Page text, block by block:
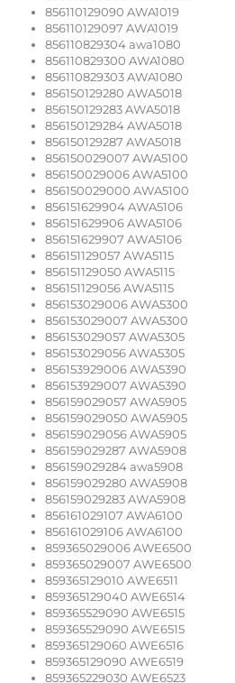
856110129090 AWA1019
856110129097 AWA1019
856110829304 awa1080
856110829300 AWA1080
856110829303 AWA1080
856150129280 AWA5018
856150129283 AWA5018
856150129284 AWA5018
856150129287 AWA5018
856150029007 AWA5100
856150029006 AWA5100
856150029000 AWA5100
856151629904 AWA5106
856151629906 AWA5106
856151629907 AWA5106
856151129057 AWA5115
856151129050 AWA5115
856151129056 AWA5115
856153029006 AWA5300
856153029007 AWA5300
856153029057 AWA5305
856153029056 AWA5305
856153929006 AWA5390
856153929007 AWA5390
856159029057 AWA5905
856159029050 AWA5905
856159029056 AWA5905
856159029287 AWA5908
856159029284 awa5908
856159029280 AWA5908
856159029283 AWA5908
856161029107 AWA6100
856161029106 AWA6100
859365029006 AWE6500
859365029007 AWE6500
859365129010 AWE6511
859365129040 AWE6514
859365529090 AWE6515
859365529090 AWE6515
859365129060 AWE6516
859365129090 AWE6519
859365229030 AWE6523